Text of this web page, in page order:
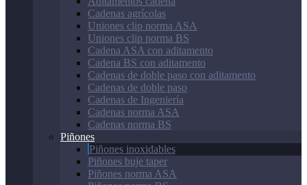
Cadenas agrícolas
Uniones clip norma ASA
Uniones clip norma BS
Cadena ASA con aditamento
Cadena BS con aditamento
Cadenas de doble paso con aditamento
Cadenas de doble paso
Cadenas de Ingeniería
Cadenas norma ASA
Cadenas norma BS
Piñones
Piñones inoxidables
Piñones buje taper
Piñones norma ASA